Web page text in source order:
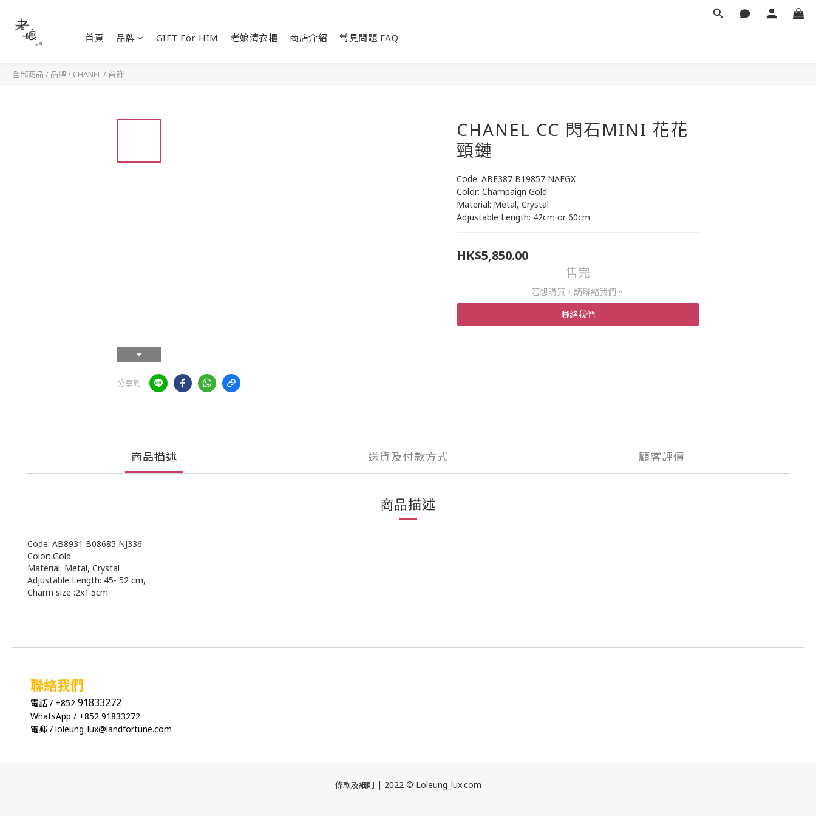
首頁 品牌 GIFT For HIM 老娘清衣櫃 商店介紹 常見問題 FAQ
全部商品 / 品牌/ CHANEL/ 首飾
分享到
CHANEL CC 閃石MINI 花花
頸鏈
Code: ABF387 B19857 NAFGX
Color: Champaign Gold
Material: Metal, Crystal
Adjustable Length: 42cm or 60cm
HK$5,850.00
售完
若想購買，請聯絡我們。
聯絡我們
商品描述 送貨及付款方式 顧客評價
商品描述
Code: AB8931 B08685 NJ336
Color: Gold
Material: Metal, Crystal
Adjustable Length: 45- 52 cm,
Charm size :2x1.5cm
聯絡我們
電話 / +852 91833272
WhatsApp / +852 91833272
電郵 / loleung_lux@landfortune.com
條款及細則 | 2022 © Loleung_lux.com